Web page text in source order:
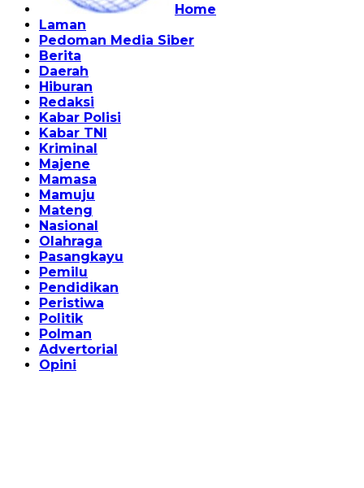
Home
Laman
Pedoman Media Siber
Berita
Daerah
Hiburan
Redaksi
Kabar Polisi
Kabar TNI
Kriminal
Majene
Mamasa
Mamuju
Mateng
Nasional
Olahraga
Pasangkayu
Pemilu
Pendidikan
Peristiwa
Politik
Polman
Advertorial
Opini